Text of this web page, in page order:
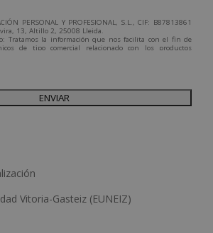
PERSONAL Y PROFESIONAL, S.L., CIF: B87813861
13, Altillo 2, 25008 Lleida.
Tratamos la información que nos facilita con el fin de
de tipo comercial relacionado con los productos
que fueran de su interés.
Consentimiento del interesado.
nuestra Política de Privacidad.
(vía telefónica y/o email):
Vitoria-Gasteiz (EUNEIZ)